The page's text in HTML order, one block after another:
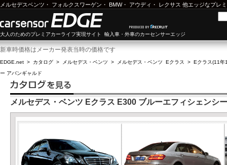
メルセデスベンツ ・ フォルクスワーゲン ・ BMW・ アウディ ・ レクサス 他エッジなプレ
大人のためのプレミアカーライフ実現サイト 輸入車・外車のカーセンサーエッジ
新車時価格はメーカー発表当時の価格です
EDGE.net > カタログ > メルセデス・ベンツ > メルセデス・ベンツ Eクラス > Eクラス(11年
ー アバンギャルド
メルセデス・ベンツ Eクラス E300 ブルーエフィシェンシ